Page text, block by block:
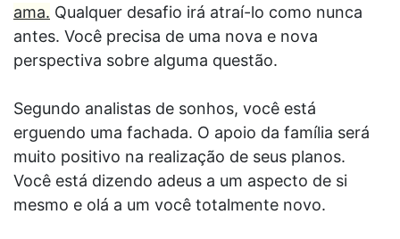
ama. Qualquer desafio irá atraí-lo como nunca
antes. Você precisa de uma nova e nova
perspectiva sobre alguma questão.
Segundo analistas de sonhos, você está
erguendo uma fachada. O apoio da família será
muito positivo na realização de seus planos.
Você está dizendo adeus a um aspecto de si
mesmo e olá a um você totalmente novo.